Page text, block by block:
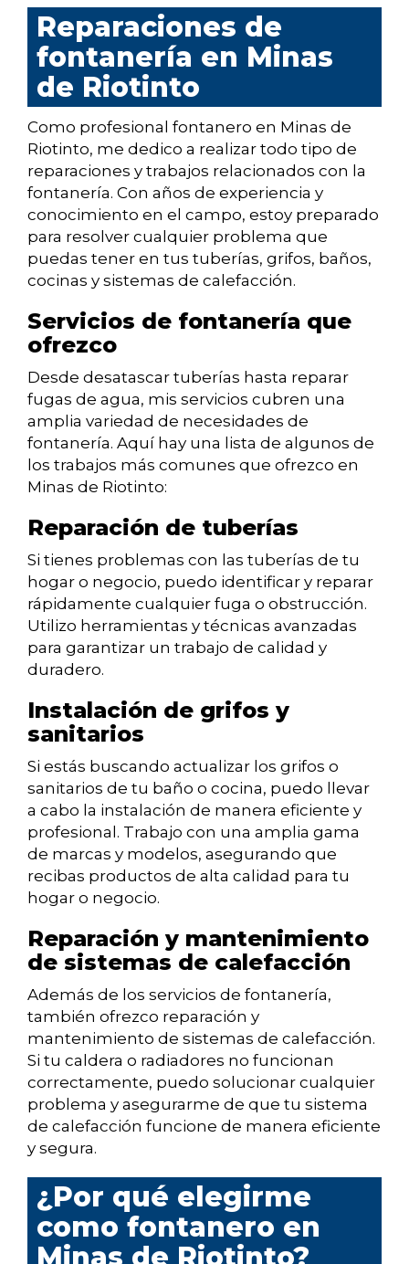
Reparaciones de
fontanería en Minas
de Riotinto
Como profesional fontanero en Minas de
Riotinto, me dedico a realizar todo tipo de
reparaciones y trabajos relacionados con la
fontanería. Con años de experiencia y
conocimiento en el campo, estoy preparado
para resolver cualquier problema que
puedas tener en tus tuberías, grifos, baños,
cocinas y sistemas de calefacción.
Servicios de fontanería que
ofrezco
Desde desatascar tuberías hasta reparar
fugas de agua, mis servicios cubren una
amplia variedad de necesidades de
fontanería. Aquí hay una lista de algunos de
los trabajos más comunes que ofrezco en
Minas de Riotinto:
Reparación de tuberías
Si tienes problemas con las tuberías de tu
hogar o negocio, puedo identificar y reparar
rápidamente cualquier fuga o obstrucción.
Utilizo herramientas y técnicas avanzadas
para garantizar un trabajo de calidad y
duradero.
Instalación de grifos y
sanitarios
Si estás buscando actualizar los grifos o
sanitarios de tu baño o cocina, puedo llevar
a cabo la instalación de manera eficiente y
profesional. Trabajo con una amplia gama
de marcas y modelos, asegurando que
recibas productos de alta calidad para tu
hogar o negocio.
Reparación y mantenimiento
de sistemas de calefacción
Además de los servicios de fontanería,
también ofrezco reparación y
mantenimiento de sistemas de calefacción.
Si tu caldera o radiadores no funcionan
correctamente, puedo solucionar cualquier
problema y asegurarme de que tu sistema
de calefacción funcione de manera eficiente
y segura.
¿Por qué elegirme
como fontanero en